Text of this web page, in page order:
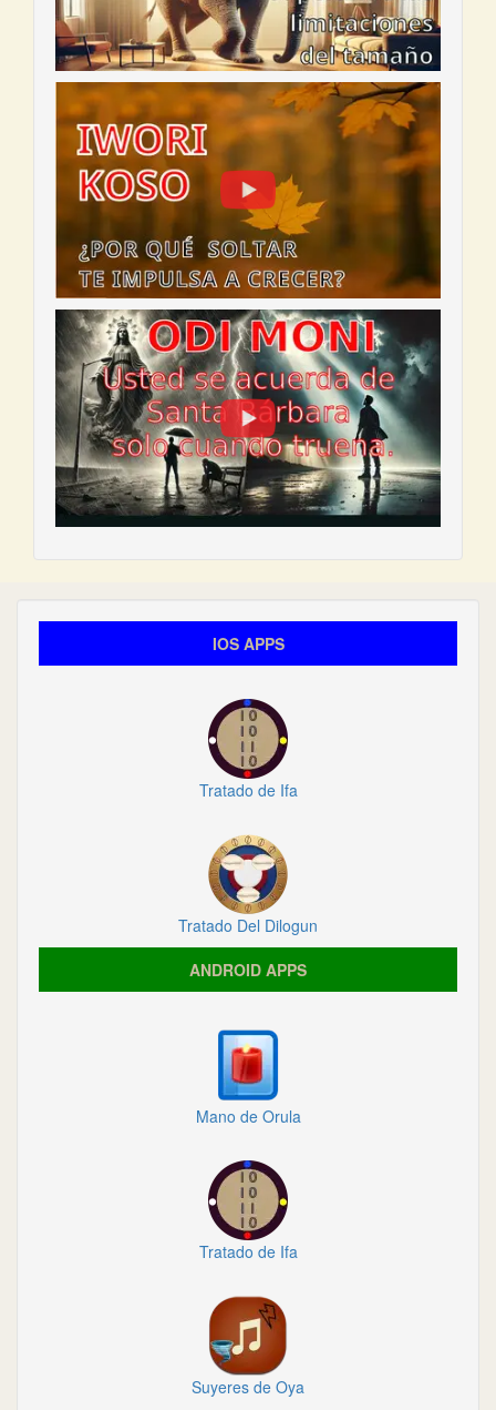
IOS APPS
Tratado de Ifa
Tratado Del Dilogun
ANDROID APPS
Mano de Orula
Tratado de Ifa
Suyeres de Oya